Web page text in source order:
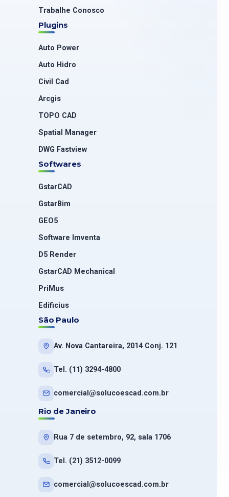
Trabalhe Conosco
Plugins
Auto Power
Auto Hidro
Civil Cad
Arcgis
TOPO CAD
Spatial Manager
DWG Fastview
Softwares
GstarCAD
GstarBim
GEO5
Software Imventa
D5 Render
GstarCAD Mechanical
PriMus
Edificius
São Paulo
Av. Nova Cantareira, 2014 Conj. 121
Tel. (11) 3294-4800
comercial@solucoescad.com.br
Rio de Janeiro
Rua 7 de setembro, 92, sala 1706
Tel. (21) 3512-0099
comercial@solucoescad.com.br